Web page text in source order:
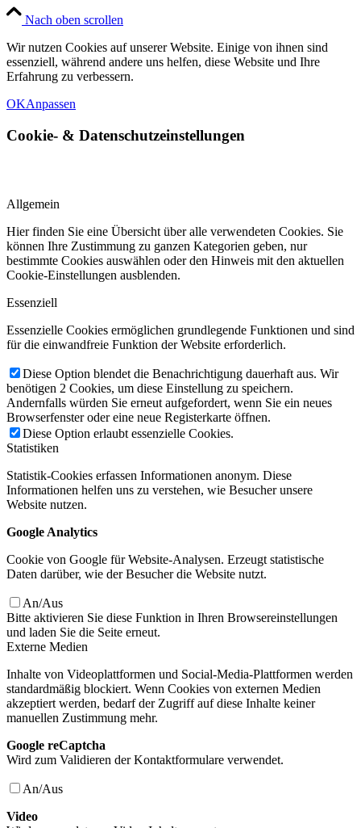
Nach oben scrollen
Wir nutzen Cookies auf unserer Website. Einige von ihnen sind
essenziell, während andere uns helfen, diese Website und Ihre
Erfahrung zu verbessern.
OKAnpassen
Cookie- & Datenschutzeinstellungen
Allgemein
Hier finden Sie eine Übersicht über alle verwendeten Cookies. Sie
können Ihre Zustimmung zu ganzen Kategorien geben, nur
bestimmte Cookies auswählen oder den Hinweis mit den aktuellen
Cookie-Einstellungen ausblenden.
Essenziell
Essenzielle Cookies ermöglichen grundlegende Funktionen und sind
für die einwandfreie Funktion der Website erforderlich.
Diese Option blendet die Benachrichtigung dauerhaft aus. Wir
benötigen 2 Cookies, um diese Einstellung zu speichern.
Andernfalls würden Sie erneut aufgefordert, wenn Sie ein neues
Browserfenster oder eine neue Registerkarte öffnen.
Diese Option erlaubt essenzielle Cookies.
Statistiken
Statistik-Cookies erfassen Informationen anonym. Diese
Informationen helfen uns zu verstehen, wie Besucher unsere
Website nutzen.
Google Analytics
Cookie von Google für Website-Analysen. Erzeugt statistische
Daten darüber, wie der Besucher die Website nutzt.
An/Aus
Bitte aktivieren Sie diese Funktion in Ihren Browsereinstellungen
und laden Sie die Seite erneut.
Externe Medien
Inhalte von Videoplattformen und Social-Media-Plattformen werden
standardmäßig blockiert. Wenn Cookies von externen Medien
akzeptiert werden, bedarf der Zugriff auf diese Inhalte keiner
manuellen Zustimmung mehr.
Google reCaptcha
Wird zum Validieren der Kontaktformulare verwendet.
An/Aus
Video